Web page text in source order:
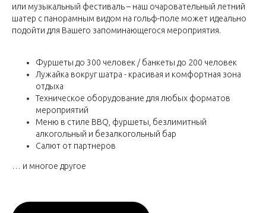
или музыкальный фестиваль – наш очаровательный летний
шатер с панорамным видом на гольф-поле может идеально
подойти для Вашего запоминающегося мероприятия.
Фуршеты до 300 человек / банкеты до 200 человек
Лужайка вокруг шатра - красивая и комфортная зона
отдыха
Техническое оборудование для любых форматов
мероприятий
Меню в стиле BBQ, фуршеты, безлимитный
алкогольный и безалкогольный бар
Салют от партнеров
… и многое другое